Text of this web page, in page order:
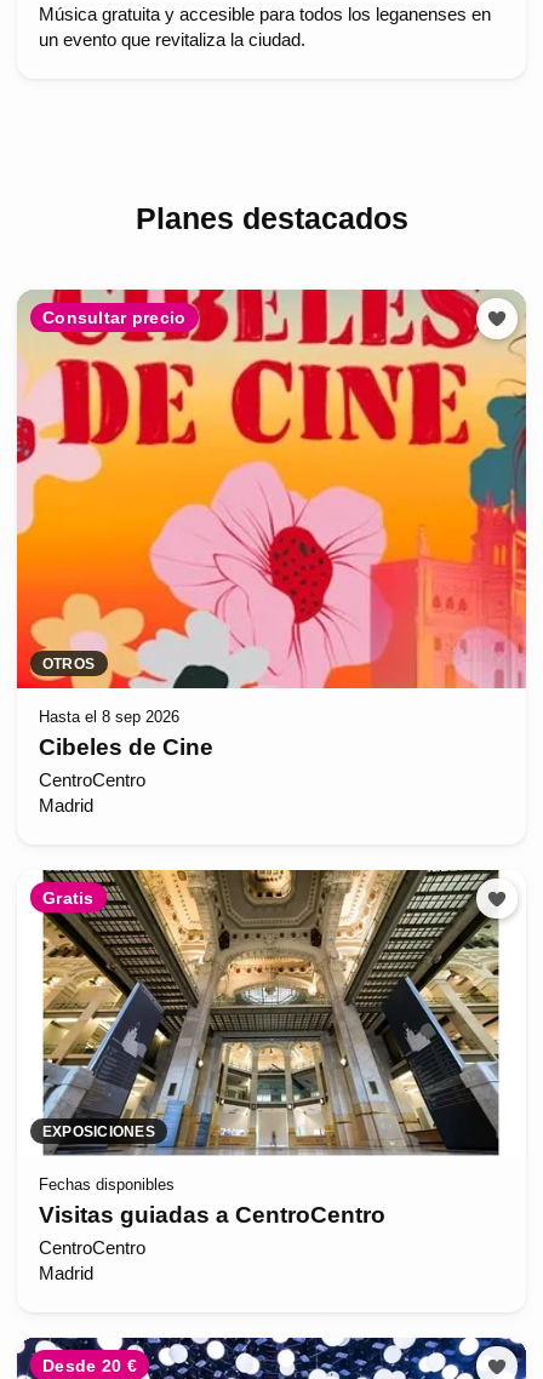
Música gratuita y accesible para todos los leganenses en
un evento que revitaliza la ciudad.
Planes destacados
Consultar precio
OTROS
Hasta el 8 sep 2026
Cibeles de Cine
CentroCentro
Madrid
Gratis
EXPOSICIONES
Fechas disponibles
Visitas guiadas a CentroCentro
CentroCentro
Madrid
Desde 20 €